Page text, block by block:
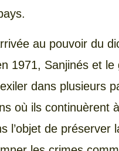
au pouvoir du
1971, Sanjinés et le
dans plusieurs
où ils continuèrent
l’objet de préserver